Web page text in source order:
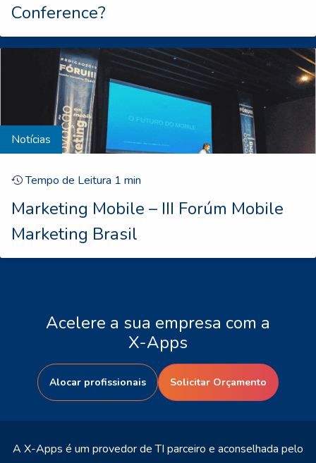
Conference?
Notícias
Tempo de Leitura 1 min
Marketing Mobile – III Forúm Mobile
Marketing Brasil
Acelere a sua empresa com a
X-Apps
Alocar profissionais Solicitar Orçamento
A X-Apps é um provedor de TI parceiro e aconselhada pelo